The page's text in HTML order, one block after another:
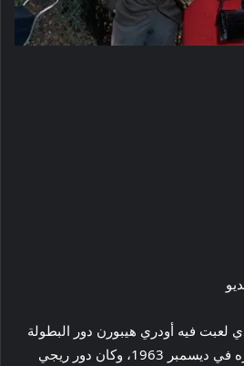
لعبت فيه أودري هيبورن دور البطولة
تم إصداره في ديسمبر 1963، وكان دور ريجي